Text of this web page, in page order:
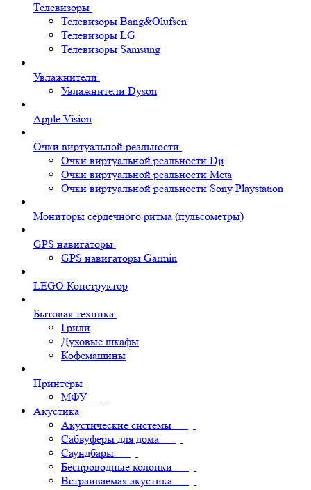
Телевизоры
Телевизоры Bang&Olufsen
Телевизоры LG
Телевизоры Samsung
Увлажнители
Увлажнители Dyson
Apple Vision
Очки виртуальной реальности
Очки виртуальной реальности Dji
Очки виртуальной реальности Meta
Очки виртуальной реальности Sony Playstation
Мониторы сердечного ритма (пульсометры)
GPS навигаторы
GPS навигаторы Garmin
LEGO Конструктор
Бытовая техника
Грили
Духовые шкафы
Кофемашины
Принтеры
МФУ
Акустика
Акустические системы
Сабвуферы для дома
Саундбары
Беспроводные колонки
Встраиваемая акустика